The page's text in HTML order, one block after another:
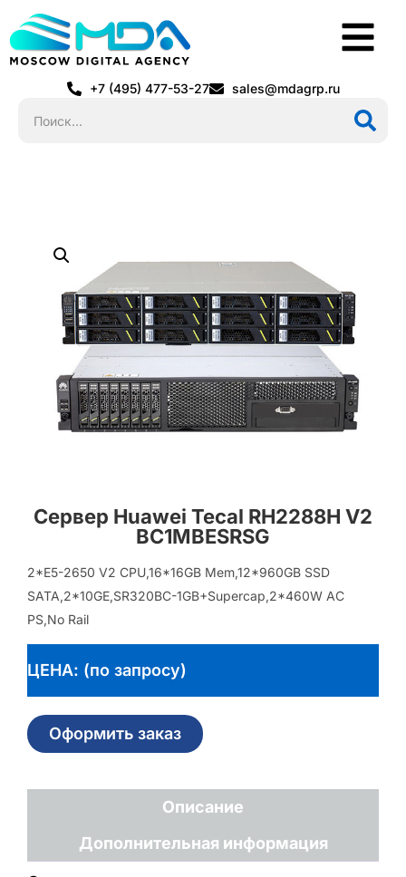
+7 (495) 477-53-27 sales@mdagrp.ru
Сервер Huawei Tecal RH2288H V2
BC1MBESRSG
2*E5-2650 V2 CPU,16*16GB Mem,12*960GB SSD
SATA,2*10GE,SR320BC-1GB+Supercap,2*460W AC
PS,No Rail
ЦЕНА: (по запросу)
Оформить заказ
Описание
Дополнительная информация